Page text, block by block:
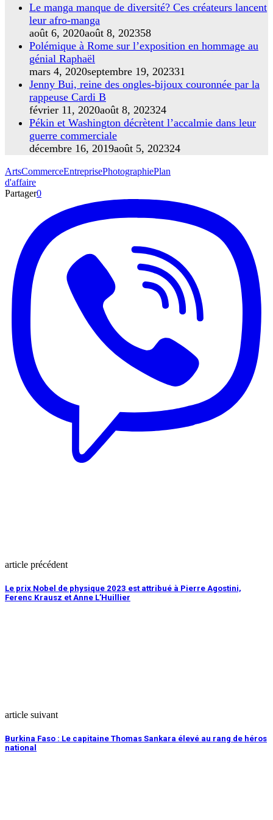
Le manga manque de diversité? Ces créateurs lancent
leur afro-manga
août 6, 2020août 8, 202358
Polémique à Rome sur l’exposition en hommage au
génial Raphaël
mars 4, 2020septembre 19, 202331
Jenny Bui, reine des ongles-bijoux couronnée par la
rappeuse Cardi B
février 11, 2020août 8, 202324
Pékin et Washington décrètent l’accalmie dans leur
guerre commerciale
décembre 16, 2019août 5, 202324
ArtsCommerceEntreprisePhotographiePlan
d'affaire
Partager0
article précédent
Le prix Nobel de physique 2023 est attribué à Pierre Agostini,
Ferenc Krausz et Anne L’Huillier
article suivant
Burkina Faso : Le capitaine Thomas Sankara élevé au rang de héros
national